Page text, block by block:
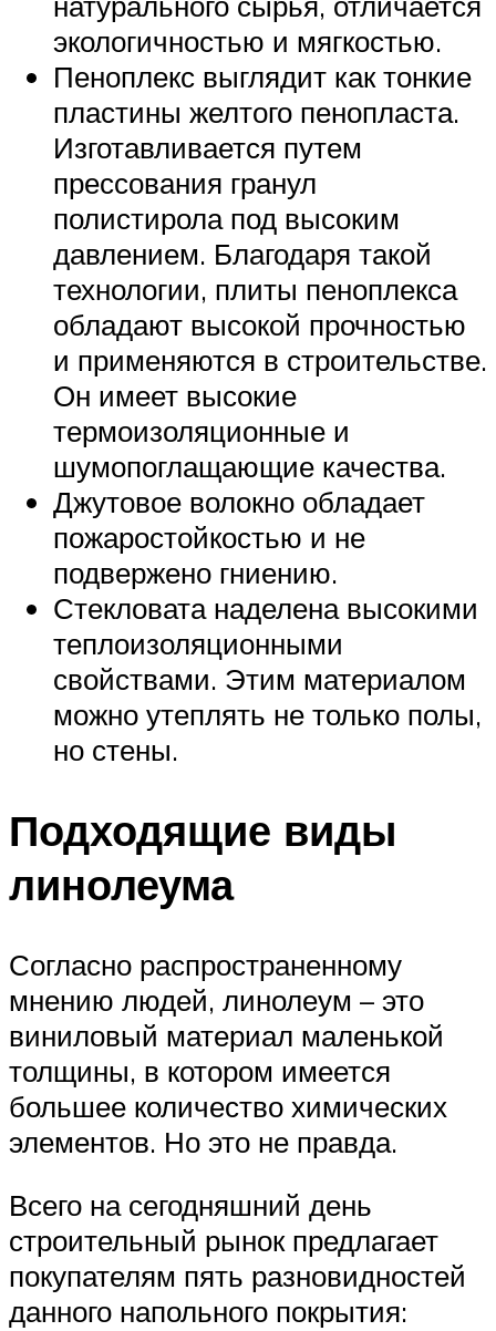
экологичностью и мягкостью.
Пеноплекс выглядит как тонкие
пластины желтого пенопласта.
Изготавливается путем
прессования гранул
полистирола под высоким
давлением. Благодаря такой
технологии, плиты пеноплекса
обладают высокой прочностью
и применяются в строительстве.
Он имеет высокие
термоизоляционные и
шумопоглащающие качества.
Джутовое волокно обладает
пожаростойкостью и не
подвержено гниению.
Стекловата наделена высокими
теплоизоляционными
свойствами. Этим материалом
можно утеплять не только полы,
но стены.
Подходящие виды
линолеума
Согласно распространенному
мнению людей, линолеум – это
виниловый материал маленькой
толщины, в котором имеется
большее количество химических
элементов. Но это не правда.
Всего на сегодняшний день
строительный рынок предлагает
покупателям пять разновидностей
данного напольного покрытия: